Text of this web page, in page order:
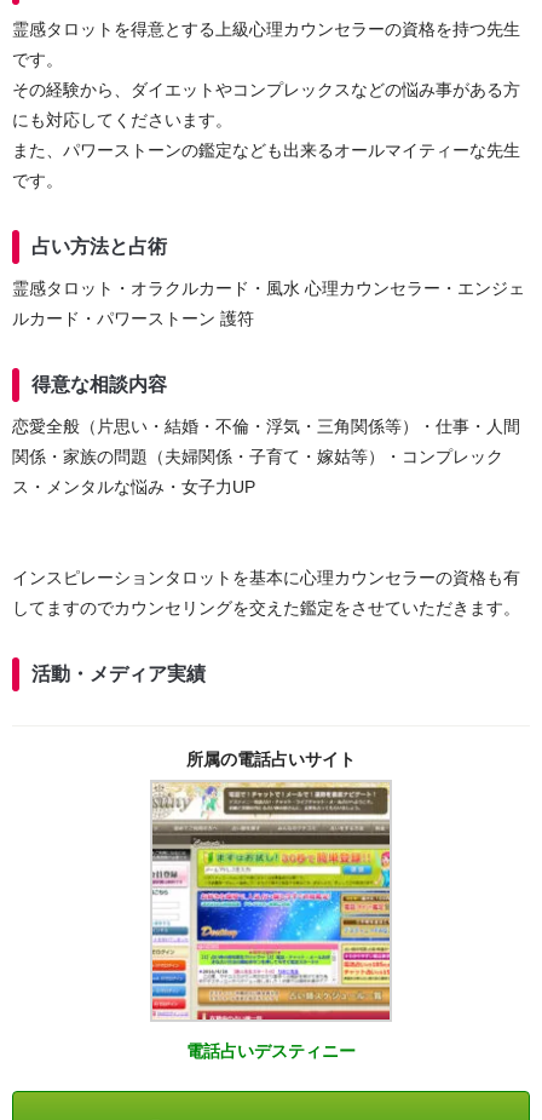
霊感タロットを得意とする上級心理カウンセラーの資格を持つ先生
です。
その経験から、ダイエットやコンプレックスなどの悩み事がある方
にも対応してくださいます。
また、パワーストーンの鑑定なども出来るオールマイティーな先生
です。
占い方法と占術
霊感タロット・オラクルカード・風水 心理カウンセラー・エンジェ
ルカード・パワーストーン 護符
得意な相談内容
恋愛全般（片思い・結婚・不倫・浮気・三角関係等）・仕事・人間
関係・家族の問題（夫婦関係・子育て・嫁姑等）・コンプレック
ス・メンタルな悩み・女子力UP
インスピレーションタロットを基本に心理カウンセラーの資格も有
してますのでカウンセリングを交えた鑑定をさせていただきます。
活動・メディア実績
所属の電話占いサイト
電話占いデスティニー